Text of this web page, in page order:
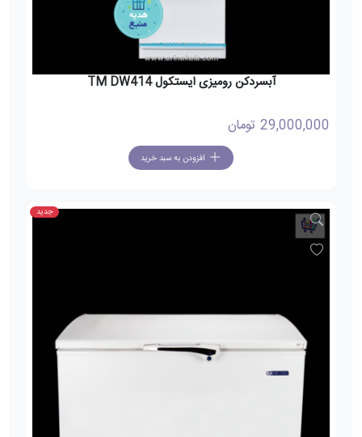
آبسردکن رومیزی ایستکول TM DW414
29,000,000 تومان
افزودن به سبد خرید
جدید